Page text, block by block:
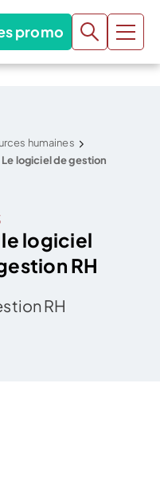
promo
humaines
Le logiciel de gestion
logiciel
RH
RH